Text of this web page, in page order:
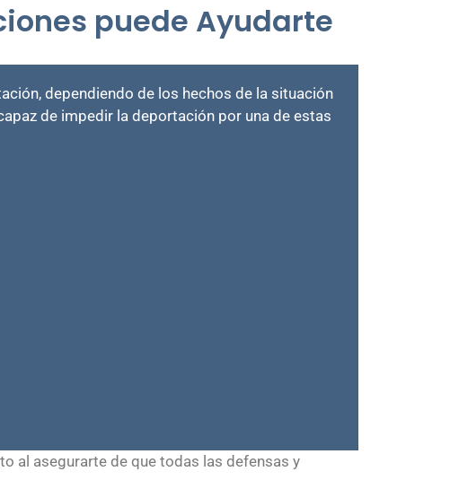
puede Ayudarte
dependiendo de los hechos de la situación
de impedir la deportación por una de estas
al asegurarte de que todas las defensas y